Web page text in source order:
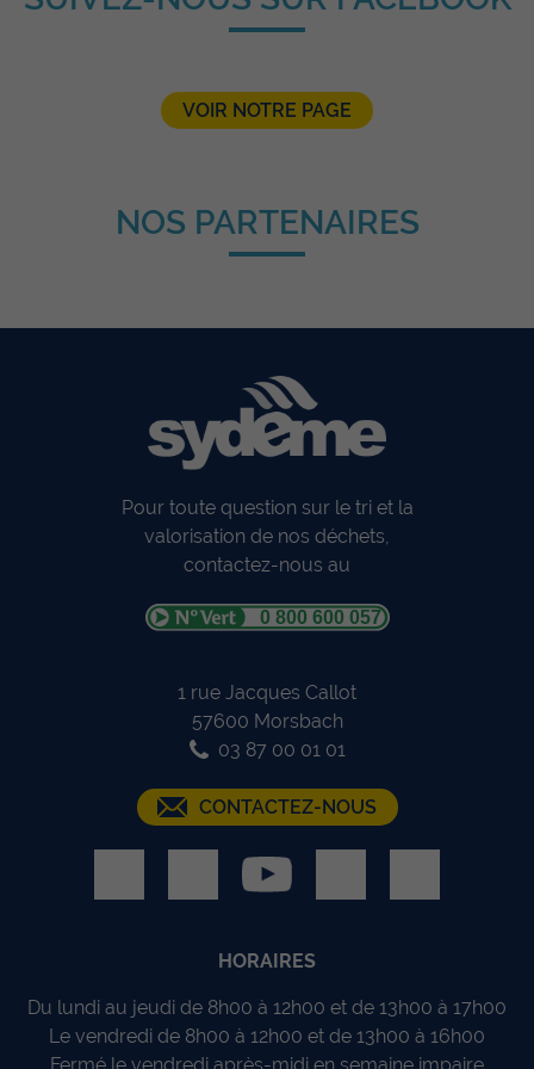
VOIR NOTRE PAGE
NOS PARTENAIRES
Pour toute question sur le tri et la
valorisation de nos déchets,
contactez-nous au
0 800 600 057
1 rue Jacques Callot
57600 Morsbach
03 87 00 01 01
CONTACTEZ-NOUS
HORAIRES
Du lundi au jeudi de 8h00 à 12h00 et de 13h00 à 17h00
Le vendredi de 8h00 à 12h00 et de 13h00 à 16h00
Fermé le vendredi après-midi en semaine impaire